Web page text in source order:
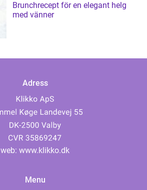
Brunchrecept för en elegant helg
med vänner
Adress
web: www.klikko.dk
Menu